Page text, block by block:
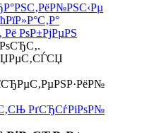
Рё РѕР±РјРµРЅ
РґСЂСѓРіРѕР№